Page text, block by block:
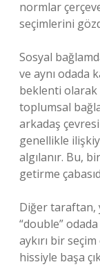
normlar
seçimlerini
Sosyal
ve aynı odada
beklenti olarak
toplumsal
arkadaş
genellikle
algılanır. Bu,
getirme
Diğer taraftan,
“double”
aykırı bir
hissiyle başa